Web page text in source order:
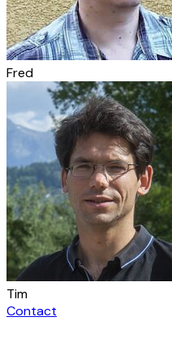
Fred
Tim
Contact